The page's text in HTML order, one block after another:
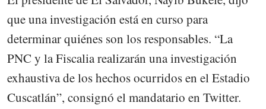
que una investigación está en curso para
determinar quiénes son los responsables. “La
PNC y la Fiscalia realizarán una investigación
exhaustiva de los hechos ocurridos en el Estadio
Cuscatlán”, consignó el mandatario en Twitter.